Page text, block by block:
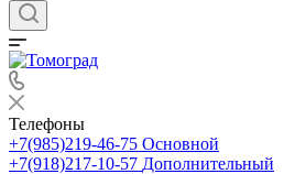
Телефоны
+7(985)219-46-75 Основной
+7(918)217-10-57 Дополнительный